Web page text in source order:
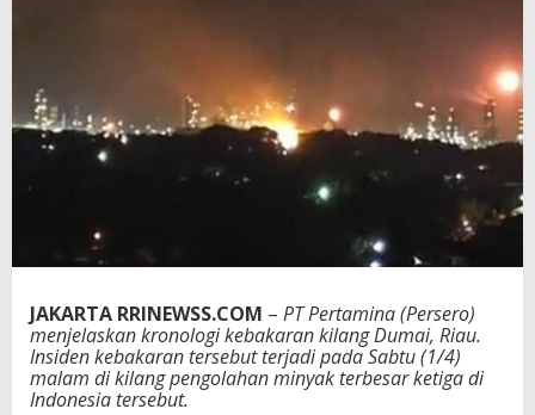
D
u
m
a
r
,
JAKARTA RRINEWSS.COM – PT Pertamina (Persero)
menjelaskan kronologi kebakaran kilang Dumai, Riau.
Insiden kebakaran tersebut terjadi pada Sabtu (1/4)
malam di kilang pengolahan minyak terbesar ketiga di
Indonesia tersebut.